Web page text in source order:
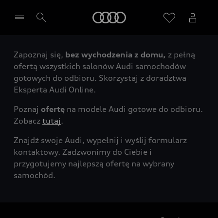
Wybierz Twojego Partnera Audi
Zapoznaj się, bez wychodzenia z domu, z pełną
ofertą wszystkich salonów Audi samochodów
gotowych do odbioru. Skorzystaj z doradztwa
Eksperta Audi Online.
Poznaj ofertę na modele Audi gotowe do odbioru.
Zobacz tutaj.
Znajdź swoje Audi, wypełnij i wyślij formularz
kontaktowy. Zadzwonimy do Ciebie i
przygotujemy najlepszą ofertę na wybrany
samochód.